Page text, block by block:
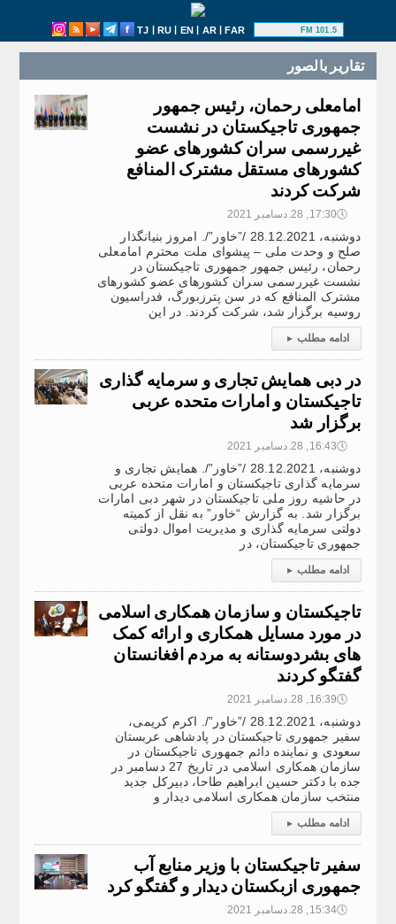
TJ | RU | EN | AR|FAR 101.5 FM
تقارير بالصور
امامعلی رحمان، رئیس جمهور
جمهوری تاجیکستان در نشست
غیررسمی سران کشورهای عضو
کشورهای مستقل مشترک المنافع
شرکت کردند
🕔17:30, 28.دسامبر 2021
دوشنبه، 28.12.2021 /”خاور”/. امروز بنیانگذار
صلح و وحدت ملی – پیشوای ملت محترم امامعلی
رحمان، رئیس جمهور جمهوری تاجیکستان در
نشست غیررسمی سران کشورهای عضو کشورهای
مشترک المنافع که در سن پترزبورگ، فدراسیون
روسیه برگزار شد، شرکت کردند. در این
ادامه مطلب ▸
در دبی همایش تجاری و سرمایه گذاری
تاجیکستان و امارات متحده عربی
برگزار شد
🕔16:43, 28.دسامبر 2021
دوشنبه، 28.12.2021 /”خاور”/. همایش تجاری و
سرمایه گذاری تاجیکستان و امارات متحده عربی
در حاشیه روز ملی تاجیکستان در شهر دبی امارات
برگزار شد. به گزارش “خاور” به نقل از کمیته
دولتی سرمایه گذاری و مدیریت اموال دولتی
جمهوری تاجیکستان، در
ادامه مطلب ▸
تاجیکستان و سازمان همکاری اسلامی
در مورد مسایل همکاری و ارائه کمک
های بشردوستانه به مردم افغانستان
گفتگو کردند
🕔16:39, 28.دسامبر 2021
دوشنبه، 28.12.2021 /”خاور”/. اکرم کریمی،
سفیر جمهوری تاجیکستان در پادشاهی عربستان
سعودی و نماینده دائم جمهوری تاجیکستان در
سازمان همکاری اسلامی در تاریخ 27 دسامبر در
جده با دکتر حسین ابراهیم طاحا، دبیرکل جدید
منتخب سازمان همکاری اسلامی دیدار و
ادامه مطلب ▸
سفیر تاجیکستان با وزیر منابع آب
جمهوری ازبکستان دیدار و گفتگو کرد
🕔15:34, 28.دسامبر 2021